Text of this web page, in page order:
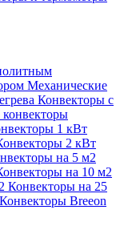
Механические
Конвекторы с
конвекторы
1 кВт
2 кВт
на 5 м2
на 10 м2
Конвекторы на 25
Конвекторы Breeon